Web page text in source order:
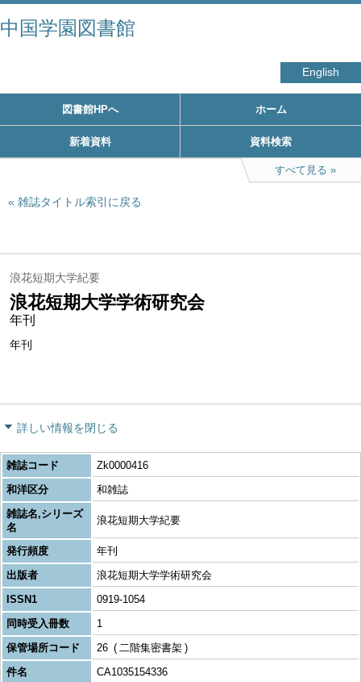
中国学園図書館
English
図書館HPへ ホーム
新着資料 資料検索
すべて見る
雑誌タイトル索引に戻る
浪花短期大学紀要
浪花短期大学学術研究会
年刊
年刊
詳しい情報を閉じる
雑誌コード
Zk0000416
和洋区分
和雑誌
雑誌名,シリーズ
名
浪花短期大学紀要
発行頻度
年刊
出版者
浪花短期大学学術研究会
ISSN1
0919-1054
同時受入冊数
1
保管場所コード
26
二階集密書架
件名
CA1035154336